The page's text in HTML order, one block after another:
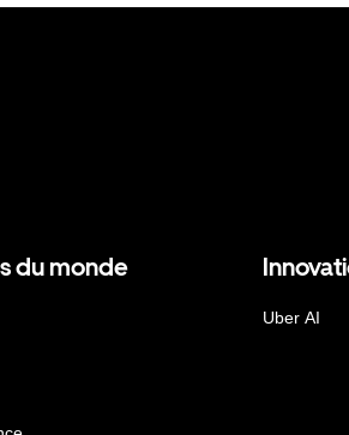
du monde
Uber AI